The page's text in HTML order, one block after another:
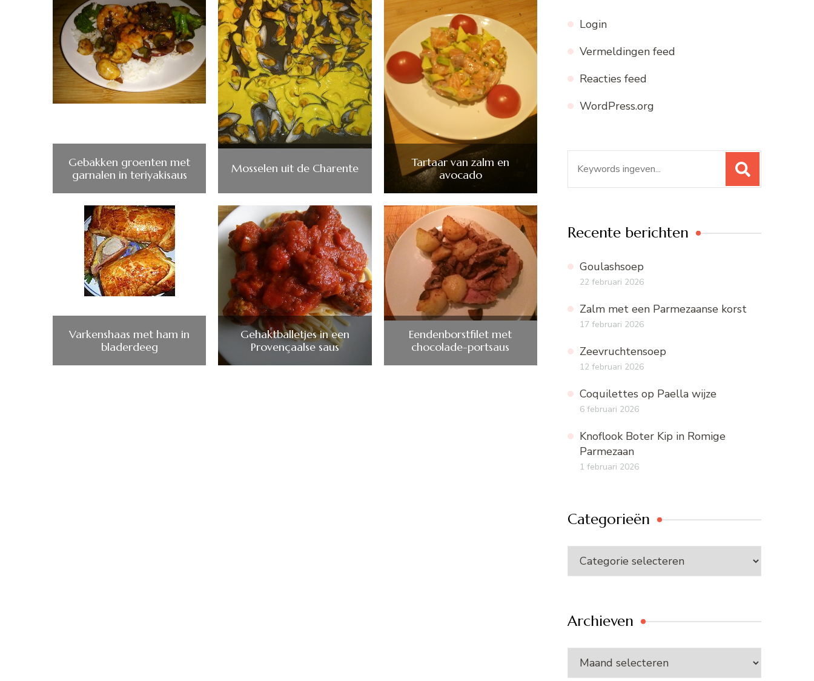
Gebakken groenten met
garnalen in teriyakisaus
Mosselen uit de Charente
Tartaar van zalm en
avocado
Varkenshaas met ham in
bladerdeeg
Gehaktballetjes in een
Provençaalse saus
Eendenborstfilet met
chocolade-portsaus
Login
Vermeldingen feed
Reacties feed
WordPress.org
naar:
Recente berichten
Goulashsoep
22 februari 2026
Zalm met een Parmezaanse korst
17 februari 2026
Zeevruchtensoep
12 februari 2026
Coquilettes op Paella wijze
6 februari 2026
Knoflook Boter Kip in Romige
Parmezaan
1 februari 2026
Categorieën
Categorieën
Archieven
Archieven